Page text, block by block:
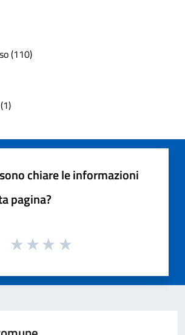
(110)
chiare le informazioni
pagina?